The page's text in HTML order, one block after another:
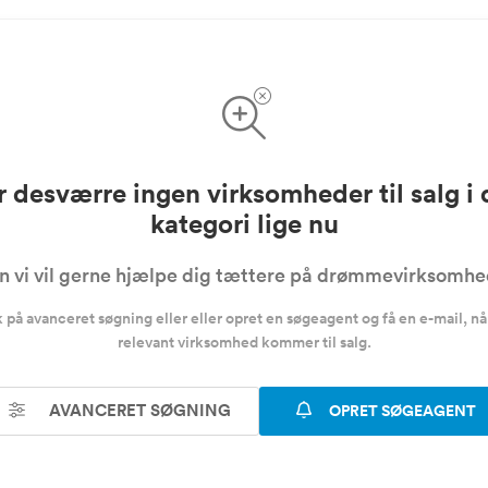
desværre ingen virksomheder til salg i
kategori lige nu
vi vil gerne hjælpe dig tættere på
på avanceret søgning eller eller opret en søgeagent og få en e-mail,
relevant virksomhed kommer til salg.
AVANCERET SØGNING OPRET SØGEAGENT